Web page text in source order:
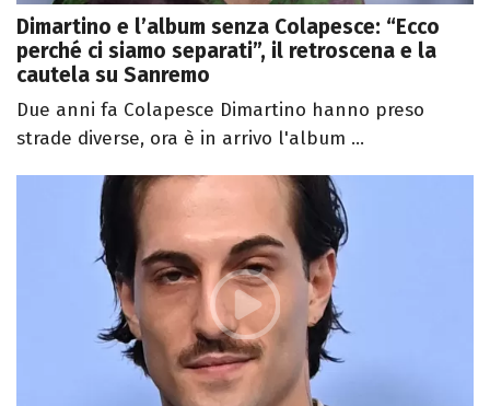
Dimartino e l’album senza Colapesce: “Ecco
perché ci siamo separati”, il retroscena e la
cautela su Sanremo
Due anni fa Colapesce Dimartino hanno preso
strade diverse, ora è in arrivo l'album ...